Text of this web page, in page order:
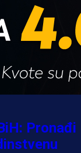
Pronađi